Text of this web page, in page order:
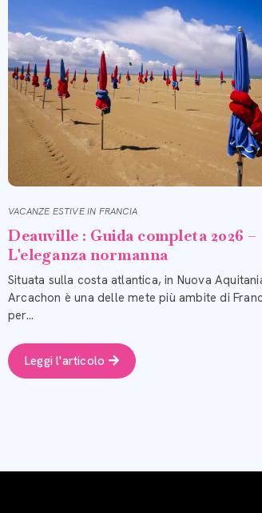
VACANZE ESTIVE IN FRANCIA
Deauville : Guida completa 2026 –
L'eleganza normanna
Situata sulla costa atlantica, in Nuova
Arcachon è una delle mete più ambite di
per...
Leggi l'articolo